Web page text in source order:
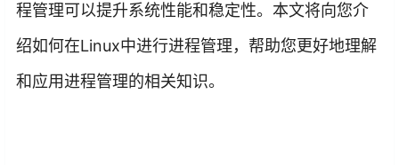
程管理可以提升系统性能和稳定性。本文将向您介
绍如何在Linux中进行进程管理，帮助您更好地理解
和应用进程管理的相关知识。